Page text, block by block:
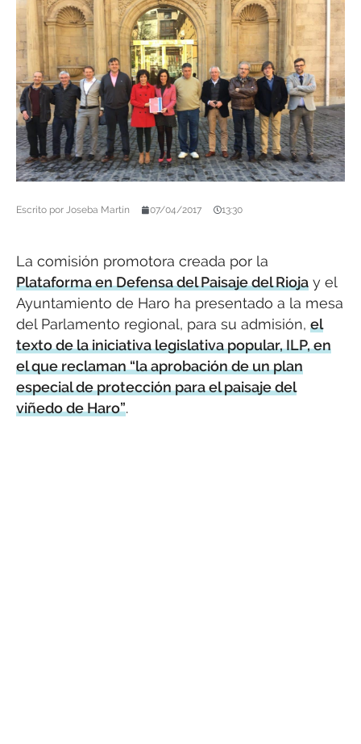
Escrito por Joseba Martín 07/04/2017 13:30
La comisión promotora creada por la
Plataforma en Defensa del Paisaje del Rioja y el
Ayuntamiento de Haro ha presentado a la mesa
del Parlamento regional, para su admisión, el
texto de la iniciativa legislativa popular, ILP, en
el que reclaman “la aprobación de un plan
especial de protección para el paisaje del
viñedo de Haro”.